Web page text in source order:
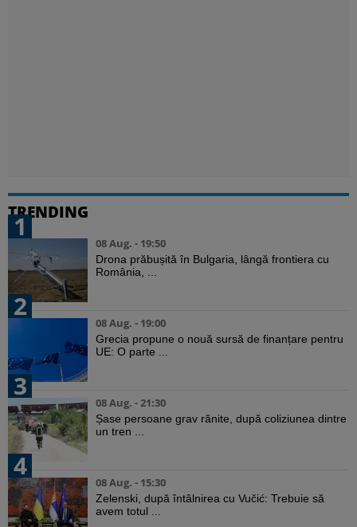
TRENDING
1
08 Aug. - 19:50
Drona prăbușită în Bulgaria, lângă frontiera cu
România, ...
2
08 Aug. - 19:00
Grecia propune o nouă sursă de finanțare pentru
UE: O parte ...
3
08 Aug. - 21:30
Șase persoane grav rănite, după coliziunea dintre
un tren ...
4
08 Aug. - 15:30
Zelenski, după întâlnirea cu Vučić: Trebuie să
avem totul ...